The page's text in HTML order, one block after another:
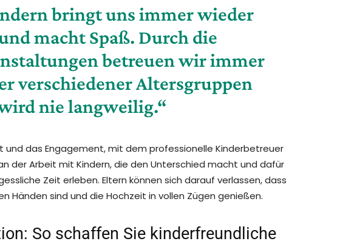
bringt uns immer wieder
macht Spaß. Durch die
betreuen wir immer
verschiedener Altersgruppen
nie langweilig.“
und das Engagement, mit dem professionelle Kinderbetreuer
der Arbeit mit Kindern, die den Unterschied macht und dafür
Zeit erleben. Eltern können sich darauf verlassen, dass
Händen sind und die Hochzeit in vollen Zügen genießen.
So schaffen Sie kinderfreundliche